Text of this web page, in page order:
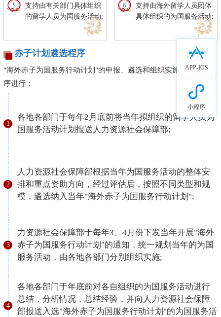
支持由有关部门具体组织
的留学人员为国服务活动;
支持由海外留学人员团体
具体组织的为国服务活动;
赤子计划遴选程序
"海外赤子为国服务行动计划"的申报、遴选和组织实施按照以下程
序进行：
1
各地各部门于每年2月底前将当年拟组织的留学人员为
国服务活动计划报送人力资源社会保障部;
2
人力资源社会保障部根据当年为国服务活动的整体安
排和重点资助方向，经过评估后，按照不同类型和规
模，遴选纳入当年"海外赤子为国服务行动计划";
3
力资源社会保障部于每年3、4月份下发当年开展"海外
赤子为国服务行动计划"的通知，统一规划当年的为国
服务活动，由各地各部门分别组织实施;
4
各地各部门于年底前对各自组织的为国服务活动进行
总结，分析情况，总结经验，并向人力资源社会保障
部报送入选"海外赤子为国服务行动计划"的为国服务活
APP-IOS
小程序